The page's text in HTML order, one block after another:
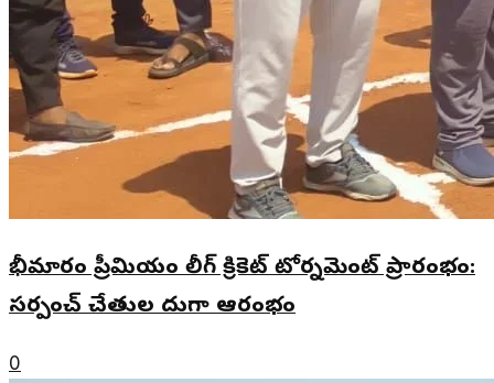
భీమారం ప్రీమియం లీగ్ క్రికెట్ టోర్నమెంట్ ప్రారంభం:
సర్పంచ్ చేతుల మీదుగా ఆరంభం
0